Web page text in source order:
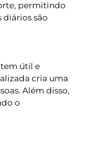
permitindo
são
útil e
cria uma
Além disso,
o